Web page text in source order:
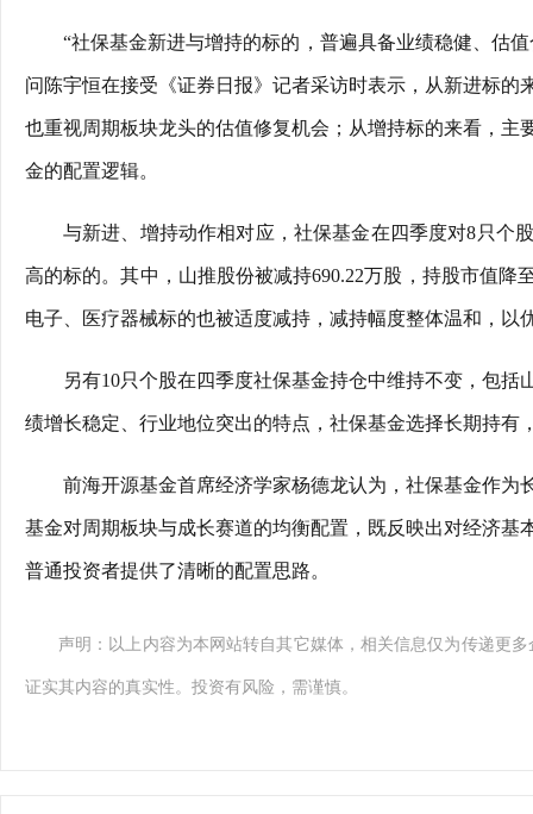
“社保基金新进与增持的标的，普遍具备业绩稳健、估
问陈宇恒在接受《证券日报》记者采访时表示，从新进标
也重视周期板块龙头的估值修复机会；从增持标的来看，
金的配置逻辑。
与新进、增持动作相对应，社保基金在四季度对8只个
高的标的。其中，山推股份被减持690.22万股，持股市值降
电子、医疗器械标的也被适度减持，减持幅度整体温和，以
另有10只个股在四季度社保基金持仓中维持不变，包
绩增长稳定、行业地位突出的特点，社保基金选择长期持有
前海开源基金首席经济学家杨德龙认为，社保基金作
基金对周期板块与成长赛道的均衡配置，既反映出对经济
普通投资者提供了清晰的配置思路。
声明：以上内容为本网站转自其它媒体，相关信息仅为传递更
证实其内容的真实性。投资有风险，需谨慎。